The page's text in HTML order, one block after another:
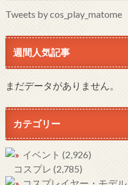
Tweets by cos_play_matome
週間人気記事
まだデータがありません。
カテゴリー
イベント (2,926)
コスプレ (2,785)